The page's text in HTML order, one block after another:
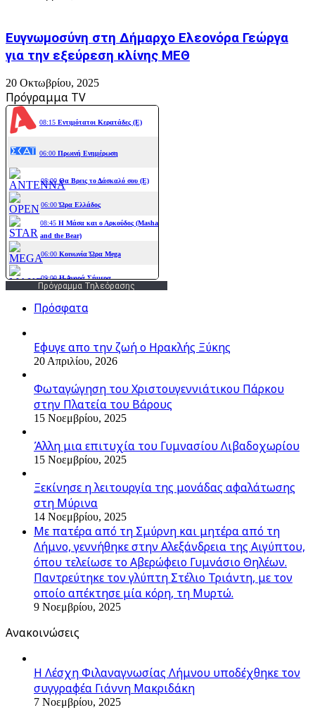
Ευγνωμοσύνη στη Δήμαρχο Ελεονόρα Γεώργα
για την εξεύρεση κλίνης ΜΕΘ
20 Οκτωβρίου, 2025
Πρόγραμμα TV
Πρόγραμμα Τηλεόρασης
Πρόσφατα
Εφυγε απο την ζωή o Ηρακλής Ξύκης
20 Απριλίου, 2026
Φωταγώγηση του Χριστουγεννιάτικου Πάρκου
στην Πλατεία του Βάρους
15 Νοεμβρίου, 2025
Άλλη μια επιτυχία του Γυμνασίου Λιβαδοχωρίου
15 Νοεμβρίου, 2025
Ξεκίνησε η λειτουργία της μονάδας αφαλάτωσης
στη Μύρινα
14 Νοεμβρίου, 2025
Με πατέρα από τη Σμύρνη και μητέρα από τη
Λήμνο, γεννήθηκε στην Αλεξάνδρεια της Αιγύπτου,
όπου τελείωσε το Αβερώφειο Γυμνάσιο Θηλέων.
Παντρεύτηκε τον γλύπτη Στέλιο Τριάντη, με τον
οποίο απέκτησε μία κόρη, τη Μυρτώ.
9 Νοεμβρίου, 2025
Ανακοινώσεις
Η Λέσχη Φιλαναγνωσίας Λήμνου υποδέχθηκε τον
συγγραφέα Γιάννη Μακριδάκη
7 Νοεμβρίου, 2025